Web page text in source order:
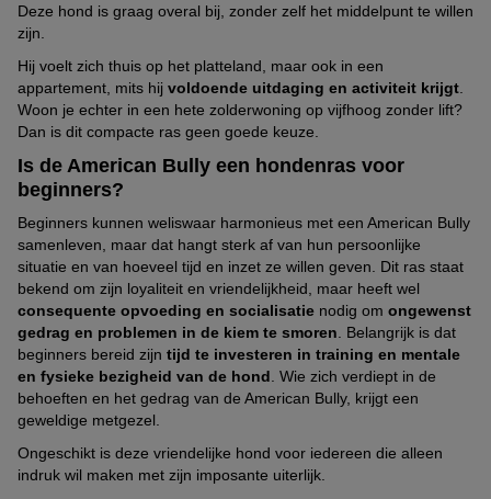
Deze hond is graag overal bij, zonder zelf het middelpunt te willen
zijn.
Hij voelt zich thuis op het platteland, maar ook in een
appartement, mits hij voldoende uitdaging en activiteit krijgt
Woon je echter in een hete zolderwoning op vijfhoog zonder lift?
Dan is dit compacte ras geen goede keuze.
Is de American Bully een hondenras voor
beginners?
Beginners kunnen weliswaar harmonieus met een American Bully
samenleven, maar dat hangt sterk af van hun persoonlijke
situatie en van hoeveel tijd en inzet ze willen geven. Dit ras staat
bekend om zijn loyaliteit en vriendelijkheid, maar heeft wel
consequente opvoeding en socialisatie nodig om ongewenst
gedrag en problemen in de kiem te smoren . Belangrijk is dat
beginners bereid zijn tijd te investeren in training en mentale
en fysieke bezigheid van de hond . Wie zich verdiept in de
behoeften en het gedrag van de American Bully, krijgt een
geweldige metgezel.
Ongeschikt is deze vriendelijke hond voor iedereen die alleen
indruk wil maken met zijn imposante uiterlijk.